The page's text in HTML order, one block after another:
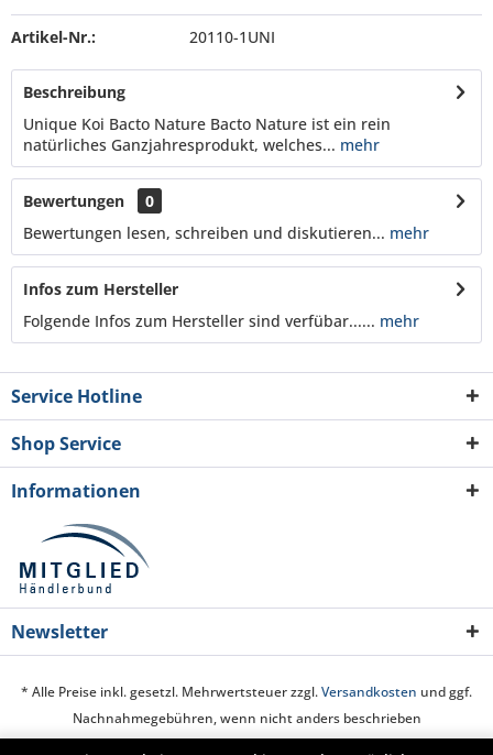
Artikel-Nr.: 20110-1UNI
Beschreibung
Unique Koi Bacto Nature Bacto Nature ist ein rein
natürliches Ganzjahresprodukt, welches... mehr
Bewertungen
0
Bewertungen lesen, schreiben und diskutieren... mehr
Infos zum Hersteller
Folgende Infos zum Hersteller sind verfübar...... mehr
Service Hotline
Shop Service
Informationen
Newsletter
* Alle Preise inkl. gesetzl. Mehrwertsteuer zzgl.Versandkosten und ggf.
Nachnahmegebühren, wenn nicht anders beschrieben